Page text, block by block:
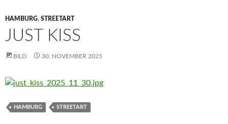
HAMBURG, STREETART
JUST KISS
BILD 30. NOVEMBER 2025
HAMBURG STREETART